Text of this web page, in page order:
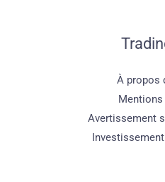
À propos
Mentions
Avertissement